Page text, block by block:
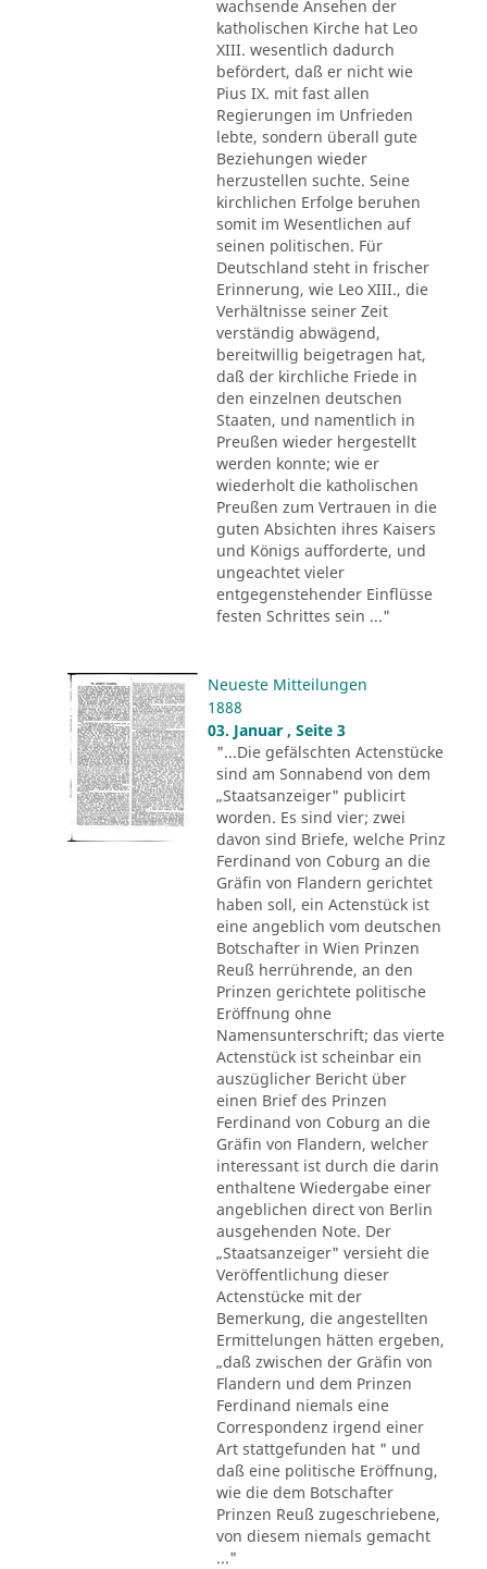
wachsende Ansehen der
katholischen Kirche hat Leo
XIII. wesentlich dadurch
befördert, daß er nicht wie
Pius IX. mit fast allen
Regierungen im Unfrieden
lebte, sondern überall gute
Beziehungen wieder
herzustellen suchte. Seine
kirchlichen Erfolge beruhen
somit im Wesentlichen auf
seinen politischen. Für
Deutschland steht in frischer
Erinnerung, wie Leo XIII., die
Verhältnisse seiner Zeit
verständig abwägend,
bereitwillig beigetragen hat,
daß der kirchliche Friede in
den einzelnen deutschen
Staaten, und namentlich in
Preußen wieder hergestellt
werden konnte; wie er
wiederholt die katholischen
Preußen zum Vertrauen in die
guten Absichten ihres Kaisers
und Königs aufforderte, und
ungeachtet vieler
entgegenstehender Einflüsse
festen Schrittes sein ..."
Neueste Mitteilungen
1888
03. Januar , Seite 3
"...Die gefälschten Actenstücke
sind am Sonnabend von dem
„Staatsanzeiger" publicirt
worden. Es sind vier; zwei
davon sind Briefe, welche Prinz
Ferdinand von Coburg an die
Gräfin von Flandern gerichtet
haben soll, ein Actenstück ist
eine angeblich vom deutschen
Botschafter in Wien Prinzen
Reuß herrührende, an den
Prinzen gerichtete politische
Eröffnung ohne
Namensunterschrift; das vierte
Actenstück ist scheinbar ein
auszüglicher Bericht über
einen Brief des Prinzen
Ferdinand von Coburg an die
Gräfin von Flandern, welcher
interessant ist durch die darin
enthaltene Wiedergabe einer
angeblichen direct von Berlin
ausgehenden Note. Der
„Staatsanzeiger" versieht die
Veröffentlichung dieser
Actenstücke mit der
Bemerkung, die angestellten
Ermittelungen hätten ergeben,
„daß zwischen der Gräfin von
Flandern und dem Prinzen
Ferdinand niemals eine
Correspondenz irgend einer
Art stattgefunden hat " und
daß eine politische Eröffnung,
wie die dem Botschafter
Prinzen Reuß zugeschriebene,
von diesem niemals gemacht
..."